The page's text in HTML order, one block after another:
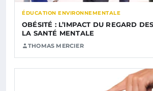
ÉDUCATION ENVIRONNEMENTALE
OBÉSITÉ : L’IMPACT DU REGARD
LA SANTÉ MENTALE
THOMAS MERCIER